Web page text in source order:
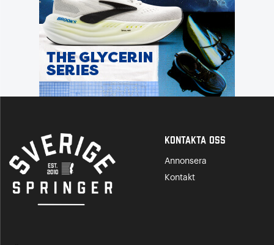
Kontakta Oss
Annonsera
Kontakt